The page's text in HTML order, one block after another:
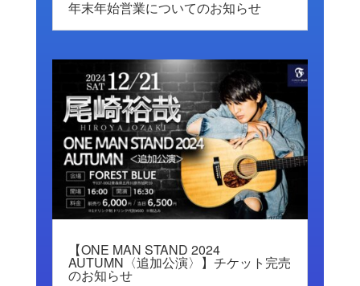
年末年始営業についてのお知らせ
【ONE MAN STAND 2024
AUTUMN〈追加公演〉】チケット完売
のお知らせ